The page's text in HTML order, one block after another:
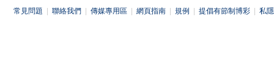
常見問題 聯絡我們 傳媒專用區 網頁指南 規例 提倡有節制博彩 私